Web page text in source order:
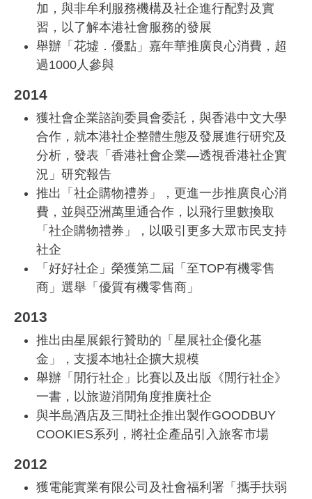
加，與非牟利服務機構及社企進行配對及實
習，以了解本港社會服務的發展
舉辦「花墟．優點」嘉年華推廣良心消費，超
過1000人參與
2014
獲社會企業諮詢委員會委託，與香港中文大學
合作，就本港社企整體生態及發展進行研究及
分析，發表「香港社會企業—透視香港社企實
況」研究報告
推出「社企購物禮券」，更進一步推廣良心消
費，並與亞洲萬里通合作，以飛行里數換取
「社企購物禮券」，以吸引更多大眾市民支持
社企
「好好社企」榮獲第二屆「至TOP有機零售
商」選舉「優質有機零售商」
2013
推出由星展銀行贊助的「星展社企優化基
金」，支援本地社企擴大規模
舉辦「閒行社企」比賽以及出版《閒行社企》
一書，以旅遊消閒角度推廣社企
與半島酒店及三間社企推出製作GOODBUY
COOKIES系列，將社企產品引入旅客市場
2012
獲電能實業有限公司及社會福利署「攜手扶弱